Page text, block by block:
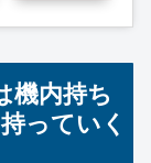
機内持ち
っていく